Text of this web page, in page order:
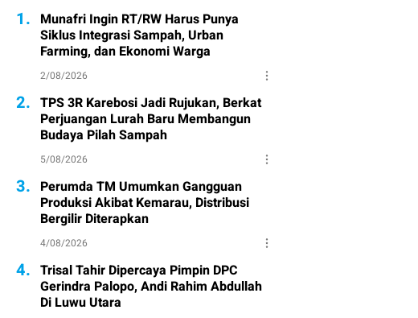
1. Munafri Ingin RT/RW Harus Punya
Siklus Integrasi Sampah, Urban
Farming, dan Ekonomi Warga
2/08/2026
2. TPS 3R Karebosi Jadi Rujukan, Berkat
Perjuangan Lurah Baru Membangun
Budaya Pilah Sampah
5/08/2026
3. Perumda TM Umumkan Gangguan
Produksi Akibat Kemarau, Distribusi
Bergilir Diterapkan
4/08/2026
4. Trisal Tahir Dipercaya Pimpin DPC
Gerindra Palopo, Andi Rahim Abdullah
Di Luwu Utara